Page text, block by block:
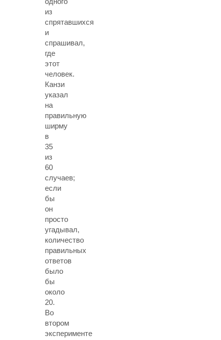
из
спрятавшихся
и
спрашивал,
где
этот
человек.
Канзи
указал
на
правильную
ширму
в
35
из
60
случаев;
если
бы
он
просто
угадывал,
количество
правильных
ответов
было
бы
около
20.
Во
втором
эксперименте